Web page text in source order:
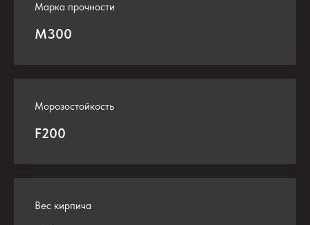
Марка прочности
М300
Морозостойкость
F200
Вес кирпича